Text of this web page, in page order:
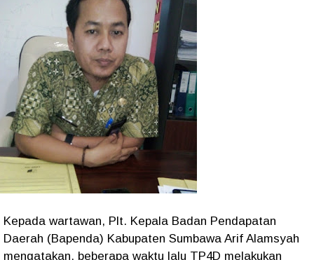
Kepada wartawan, Plt. Kepala Badan Pendapatan
Daerah (Bapenda) Kabupaten Sumbawa Arif Alamsyah
mengatakan, beberapa waktu lalu TP4D melakukan